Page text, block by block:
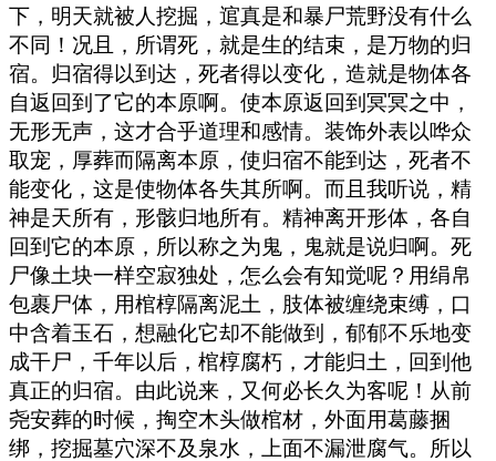
下，明天就被人挖掘，逭真是和暴尸荒野没有什么
不同！况且，所谓死，就是生的结束，是万物的归
宿。归宿得以到达，死者得以变化，造就是物体各
自返回到了它的本原啊。使本原返回到冥冥之中，
无形无声，这才合乎道理和感情。装饰外表以哗众
取宠，厚葬而隔离本原，使归宿不能到达，死者不
能变化，这是使物体各失其所啊。而且我听说，精
神是天所有，形骸归地所有。精神离开形体，各自
回到它的本原，所以称之为鬼，鬼就是说归啊。死
尸像土块一样空寂独处，怎么会有知觉呢？用绢帛
包裹尸体，用棺椁隔离泥土，肢体被缠绕束缚，口
中含着玉石，想融化它却不能做到，郁郁不乐地变
成干尸，千年以后，棺椁腐朽，才能归土，回到他
真正的归宿。由此说来，又何必长久为客呢！从前
尧安葬的时候，掏空木头做棺材，外面用葛藤捆
绑，挖掘墓穴深不及泉水，上面不漏泄腐气。所以